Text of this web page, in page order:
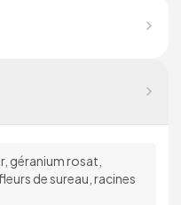
géranium rosat,
de sureau, racines